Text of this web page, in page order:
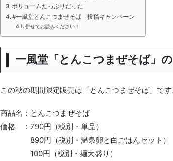
ボリュームたっぷりだった
#一風堂とんこつまぜそば 投稿キャンペーン
併せてお読みください！
一風堂「とんこつまぜそば」
この秋の期間限定販売は「とんこつまぜそば」で
商品名：とんこつまぜそば
価格 ：790円（税別・単品）
890円（税別・温泉卵と白ごはんセット）
100円（税別・麺大盛り）